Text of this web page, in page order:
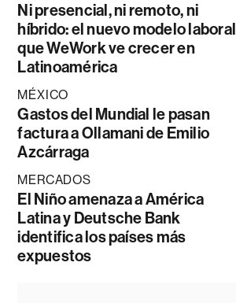
Ni presencial, ni remoto, ni
híbrido: el nuevo modelo laboral
que WeWork ve crecer en
Latinoamérica
MÉXICO
Gastos del Mundial le pasan
factura a Ollamani de Emilio
Azcárraga
MERCADOS
El Niño amenaza a América
Latina y Deutsche Bank
identifica los países más
expuestos